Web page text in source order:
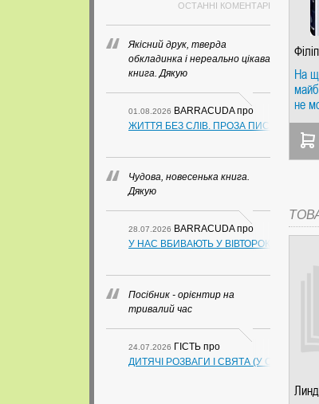
ОСТАННІ КОМЕНТАРІ
Якісний друк, тверда
обкладинка і нереально цікава
книга. Дякую
01.08.2026 BARRACUDAпро
ЖИТТЯ БЕЗ СЛІВ. ПРОЗА ПИСЬМЕННИКІВ
Чудова, новесенька книга.
Дякую
28.07.2026 BARRACUDAпро
У НАС ВБИВАЮТЬ У ВІВТОРОК.
Посібник - орієнтир на
тривалий час
24.07.2026 ГІСТЬ про
ДИТЯЧІ РОЗВАГИ І СВЯТА (У СХЕМАХ,
На
не